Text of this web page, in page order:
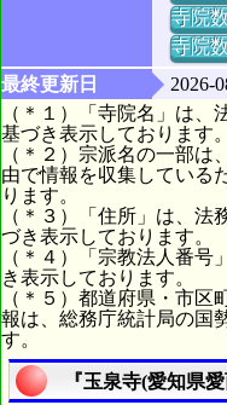
寺院
寺院
最終更新日
2026-
（＊１）「寺院名」は、
基づき表示しております。
（＊２）宗派名の一部
由で情報を収集している
ります。
（＊３）「住所」は、
づき表示しております。
（＊４）「宗教法人番
き表示しております。
（＊５）都道府県・市
報は、総務庁統計局の国
す。
『玉泉寺(愛知県